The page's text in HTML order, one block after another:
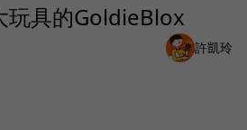
玩具的GoldieBlox
許凱玲